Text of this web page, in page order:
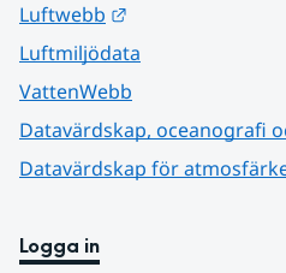
Luftwebb
Luftmiljödata
VattenWebb
Datavärdskap, oceanografi
Datavärdskap för
Logga in